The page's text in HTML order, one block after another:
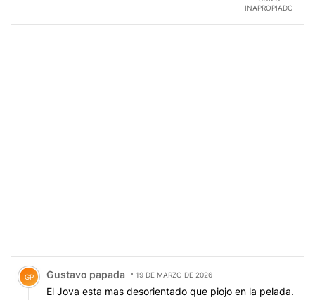
INAPROPIADO
Comentario de Gustavo papada.
GP Gustavo papada 19 DE MARZO DE 2026
El Jova esta mas desorientado que piojo en la pelada.